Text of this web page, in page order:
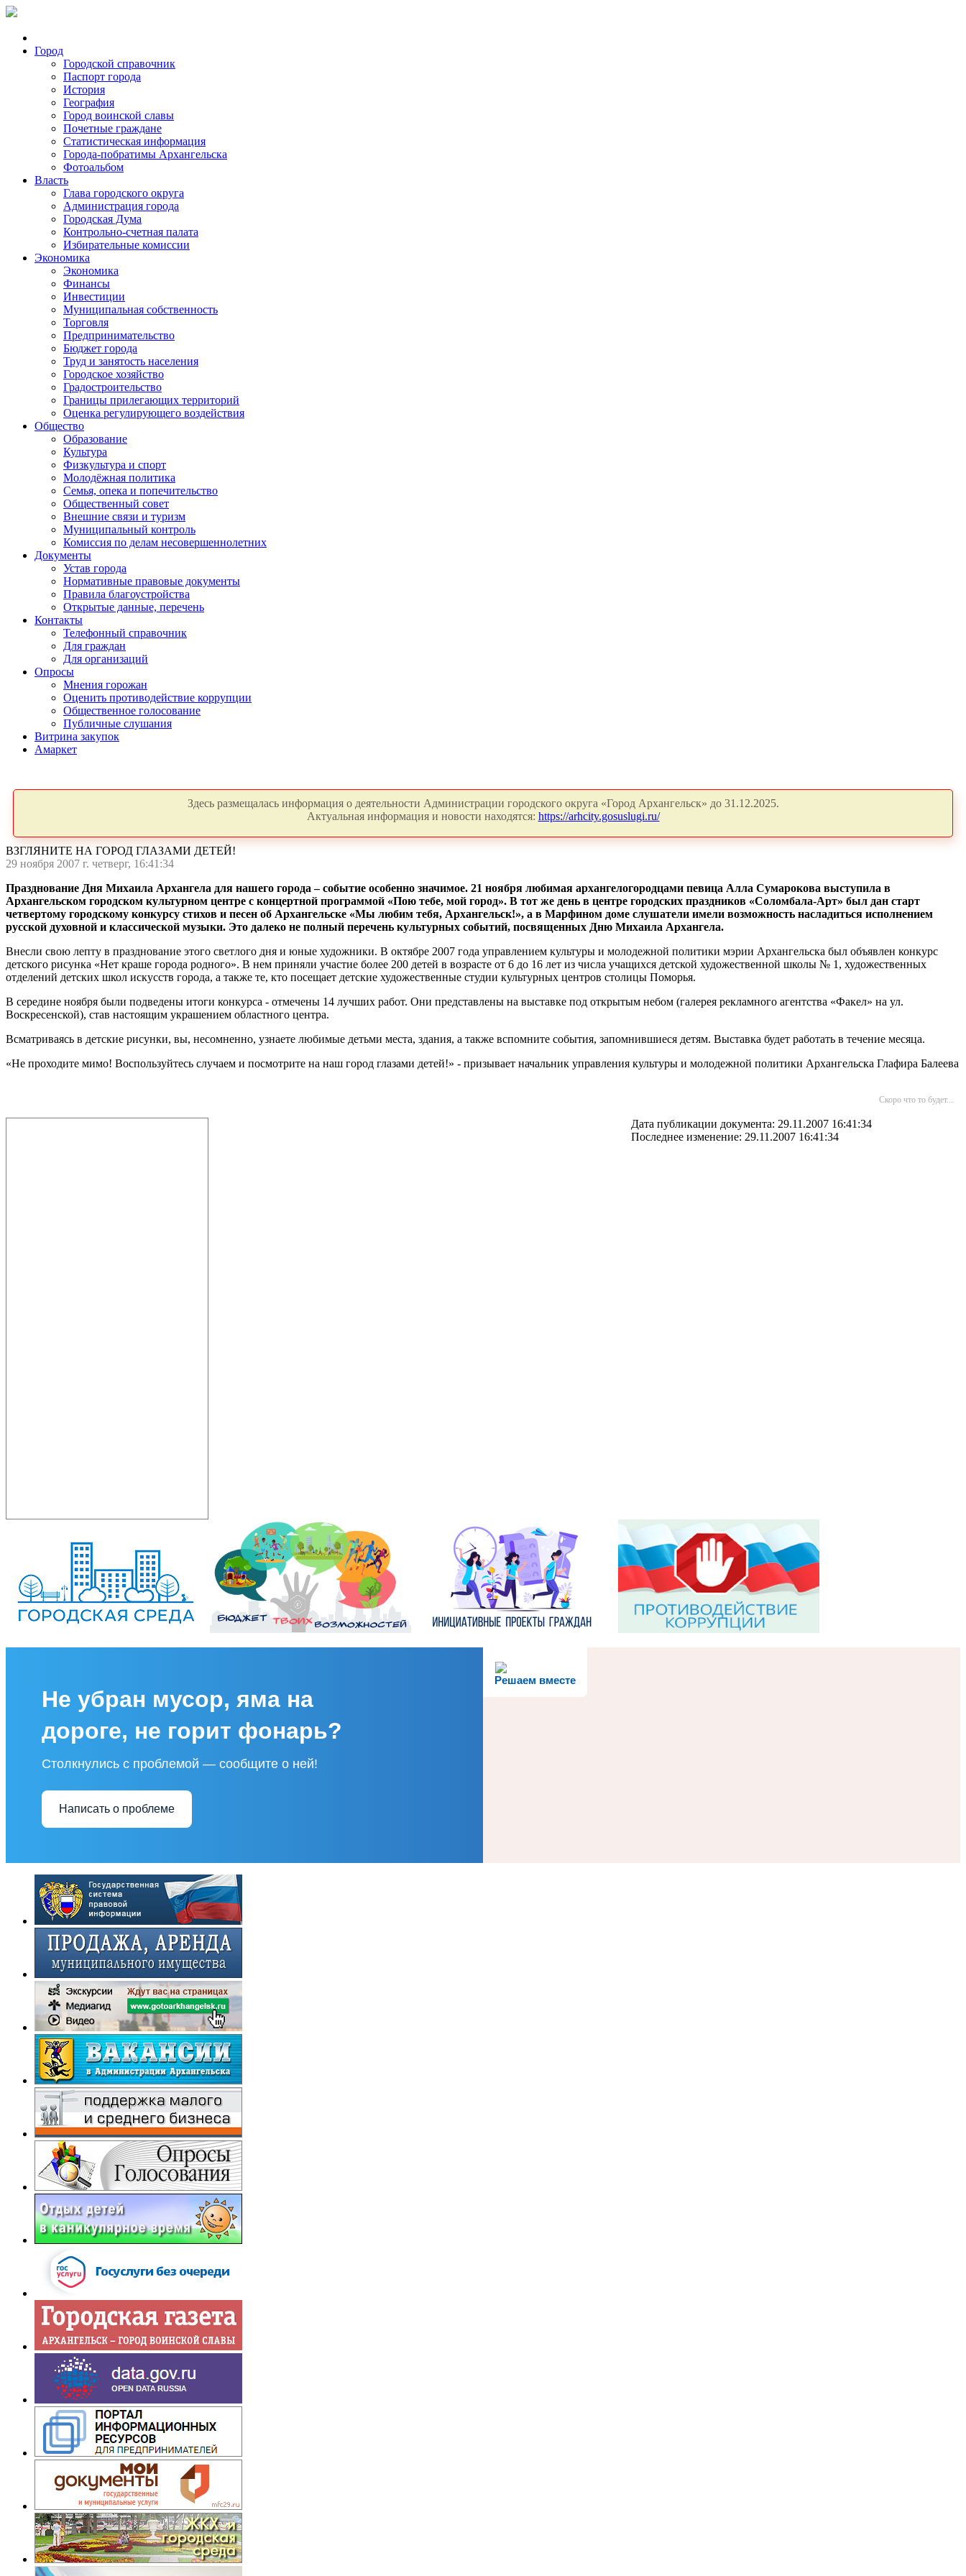
Город
Городской справочник
Паспорт города
История
География
Город воинской славы
Почетные граждане
Статистическая информация
Города-побратимы Архангельска
Фотоальбом
Власть
Глава городского округа
Администрация города
Городская Дума
Контрольно-счетная палата
Избирательные комиссии
Экономика
Экономика
Финансы
Инвестиции
Муниципальная собственность
Торговля
Предпринимательство
Бюджет города
Труд и занятость населения
Городское хозяйство
Градостроительство
Границы прилегающих территорий
Оценка регулирующего воздействия
Общество
Образование
Культура
Физкультура и спорт
Молодёжная политика
Семья, опека и попечительство
Общественный совет
Внешние связи и туризм
Муниципальный контроль
Комиссия по делам несовершеннолетних
Документы
Устав города
Нормативные правовые документы
Правила благоустройства
Открытые данные, перечень
Контакты
Телефонный справочник
Для граждан
Для организаций
Опросы
Мнения горожан
Оценить противодействие коррупции
Общественное голосование
Публичные слушания
Витрина закупок
Амаркет
Здесь размещалась информация о деятельности Администрации городского округа «Город Архангельск» до 31.12.2025.
Актуальная информация и новости находятся: https://arhcity.gosuslugi.ru/
ВЗГЛЯНИТЕ НА ГОРОД ГЛАЗАМИ ДЕТЕЙ!
29 ноября 2007 г. четверг, 16:41:34
Празднование Дня Михаила Архангела для нашего города – событие особенно значимое. 21 ноября любимая архангелогородцами певица Алла Сумарокова выступила в
Архангельском городском культурном центре с концертной программой «Пою тебе, мой город». В тот же день в центре городских праздников «Соломбала-Арт» был дан старт
четвертому городскому конкурсу стихов и песен об Архангельске «Мы любим тебя, Архангельск!», а в Марфином доме слушатели имели возможность насладиться исполнением
русской духовной и классической музыки. Это далеко не полный перечень культурных событий, посвященных Дню Михаила Архангела.
Внесли свою лепту в празднование этого светлого дня и юные художники. В октябре 2007 года управлением культуры и молодежной политики мэрии Архангельска был объявлен конкурс
детского рисунка «Нет краше города родного». В нем приняли участие более 200 детей в возрасте от 6 до 16 лет из числа учащихся детской художественной школы № 1, художественных
отделений детских школ искусств города, а также те, кто посещает детские художественные студии культурных центров столицы Поморья.
В середине ноября были подведены итоги конкурса - отмечены 14 лучших работ. Они представлены на выставке под открытым небом (галерея рекламного агентства «Факел» на ул.
Воскресенской), став настоящим украшением областного центра.
Всматриваясь в детские рисунки, вы, несомненно, узнаете любимые детьми места, здания, а также вспомните события, запомнившиеся детям. Выставка будет работать в течение месяца.
«Не проходите мимо! Воспользуйтесь случаем и посмотрите на наш город глазами детей!» - призывает начальник управления культуры и молодежной политики Архангельска Глафира Балеева
Скоро что то будет...
Дата публикации документа: 29.11.2007 16:41:34
Последнее изменение: 29.11.2007 16:41:34
Решаем вместе
Не убран мусор, яма на
дороге, не горит фонарь?
Столкнулись с проблемой — сообщите о ней!
Написать о проблеме